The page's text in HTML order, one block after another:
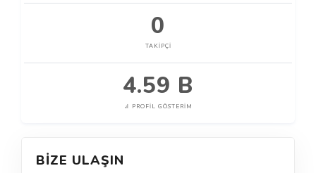
0
TAKIPÇI
4.59 B
PROFIL GÖSTERIM
BIZE ULAŞIN